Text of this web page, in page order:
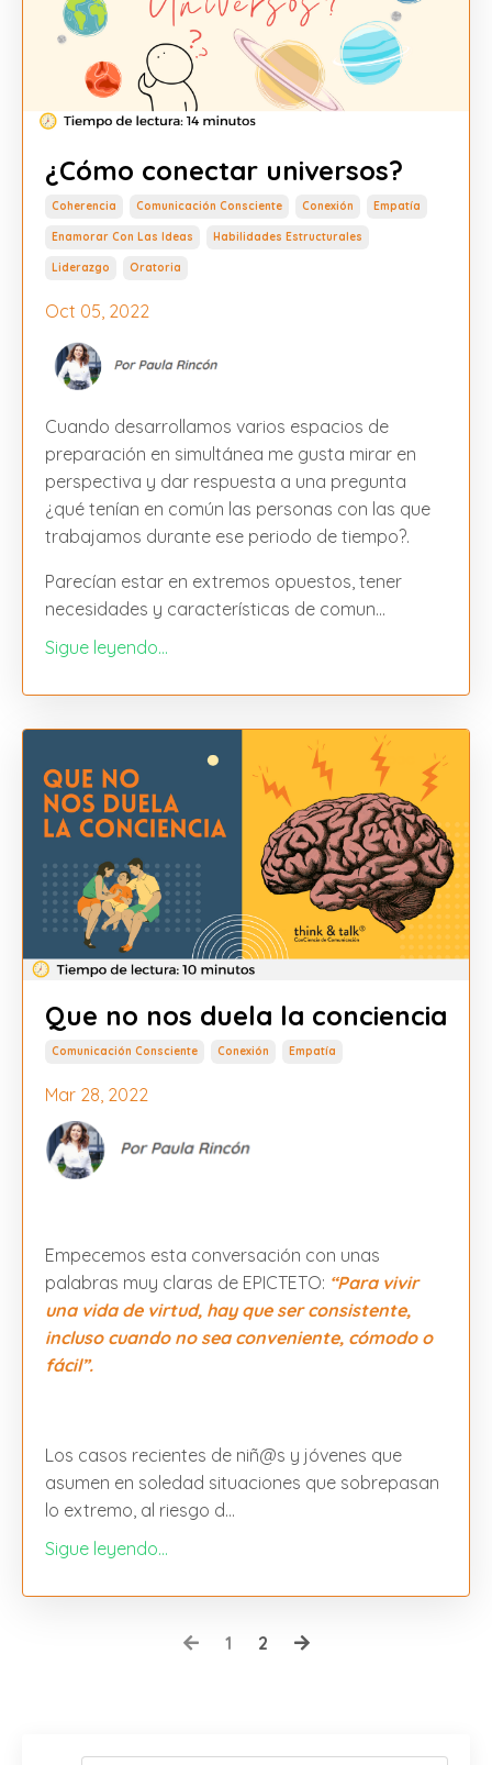
¿Cómo conectar universos?
Coherencia Comunicación Consciente Conexión Empatía
Enamorar Con Las Ideas Habilidades Estructurales
Liderazgo Oratoria
Oct 05, 2022
Cuando desarrollamos varios espacios de
preparación en simultánea me gusta mirar en
perspectiva y dar respuesta a una pregunta
¿qué tenían en común las personas con las que
trabajamos durante ese periodo de tiempo?.
Parecían estar en extremos opuestos, tener
necesidades y características de comun...
Sigue leyendo...
Que no nos duela la conciencia
Comunicación Consciente Conexión Empatía
Mar 28, 2022
Empecemos esta conversación con unas
palabras muy claras de EPICTETO: “Para vivir
una vida de virtud, hay que ser consistente,
incluso cuando no sea conveniente, cómodo o
fácil”.
Los casos recientes de niñ@s y jóvenes que
asumen en soledad situaciones que sobrepasan
lo extremo, al riesgo d...
Sigue leyendo...
1 2